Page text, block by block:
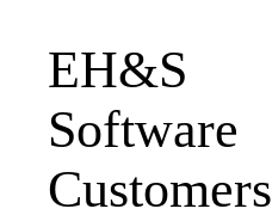
EH&S
Software
Customers